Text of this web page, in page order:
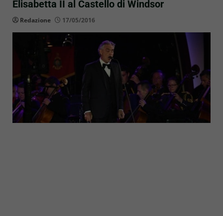
Elisabetta II al Castello di Windsor
Redazione 17/05/2016